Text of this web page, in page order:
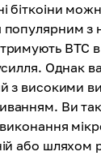
біткоіни
з
BTC в
Однак
з високими
Ви
або шляхом